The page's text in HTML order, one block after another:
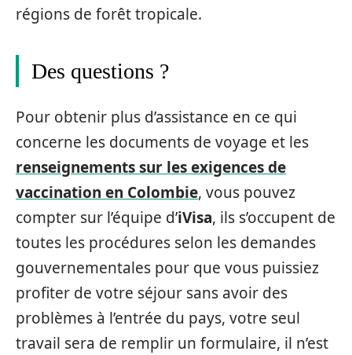
régions de forêt tropicale.
Des questions ?
Pour obtenir plus d’assistance en ce qui
concerne les documents de voyage et les
renseignements sur les exigences de
vaccination en Colombie, vous pouvez
compter sur l’équipe d’iVisa, ils s’occupent de
toutes les procédures selon les demandes
gouvernementales pour que vous puissiez
profiter de votre séjour sans avoir des
problèmes à l’entrée du pays, votre seul
travail sera de remplir un formulaire, il n’est